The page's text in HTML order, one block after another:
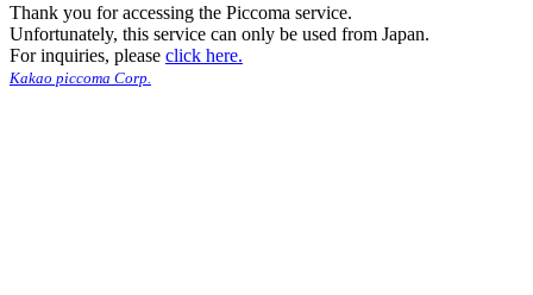
Thank you for accessing the Piccoma service.
Unfortunately, this service can only be used from Japan.
For inquiries, please click here.
Kakao piccoma Corp.